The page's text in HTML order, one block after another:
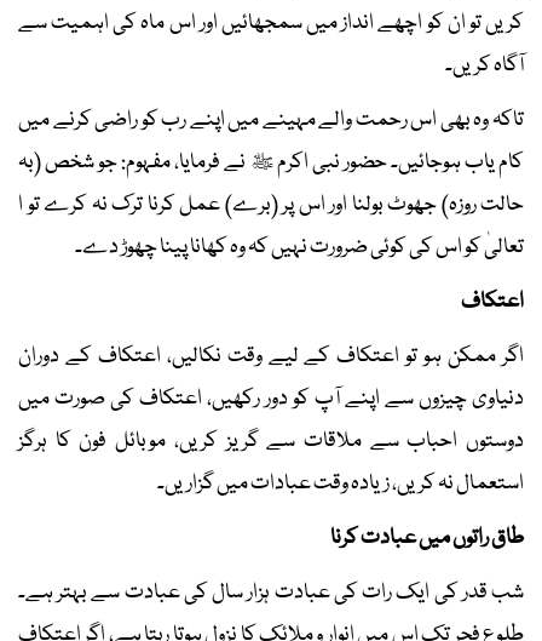
کریں تو ان کو اچھے انداز میں سمجھائیں اور اس ماہ کی اہمیت سے
آگاہ کریں۔
تاکہ وہ بھی اس رحمت والے مہینے میں اپنے رب کو راضی کرنے میں
کام یاب ہوجائیں۔ حضور نبی اکرم ﷺ نے فرمایا، مفہوم: جو شخص (بہ
حالت روزہ) جھوٹ بولنا اور اس پر (برے) عمل کرنا ترک نہ کرے تو ا
تعالیٰ کو اس کی کوئی ضرورت نہیں کہ وہ کھانا پینا چھوڑ دے۔
اعتکاف
اگر ممکن ہو تو اعتکاف کے لیے وقت نکالیں، اعتکاف کے دوران
دنیاوی چیزوں سے اپنے آپ کو دور رکھیں، اعتکاف کی صورت میں
دوستوں احباب سے ملاقات سے گریز کریں، موبائل فون کا ہرگز
استعمال نہ کریں، زیادہ وقت عبادات میں گزاریں۔
طاق راتوں میں عبادت کرنا
شب قدر کی ایک رات کی عبادت ہزار سال کی عبادت سے بہتر ہے۔